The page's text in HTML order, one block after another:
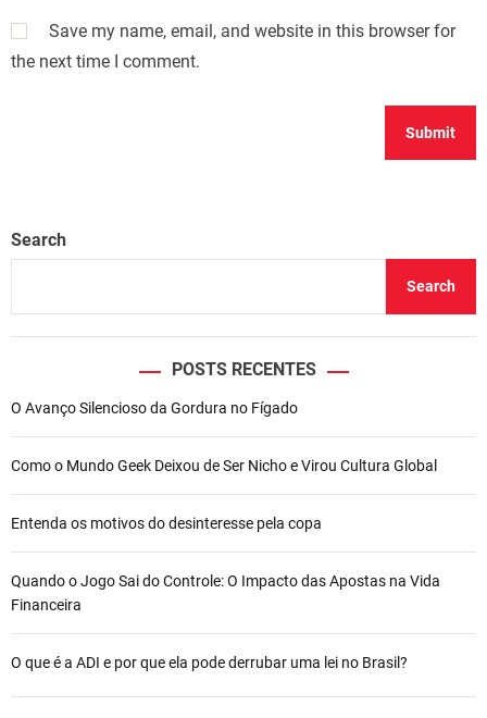
Save my name, email, and website in this browser for
the next time I comment.
Search
Search
POSTS RECENTES
O Avanço Silencioso da Gordura no Fígado
Como o Mundo Geek Deixou de Ser Nicho e Virou Cultura Global
Entenda os motivos do desinteresse pela copa
Quando o Jogo Sai do Controle: O Impacto das Apostas na Vida
Financeira
O que é a ADI e por que ela pode derrubar uma lei no Brasil?